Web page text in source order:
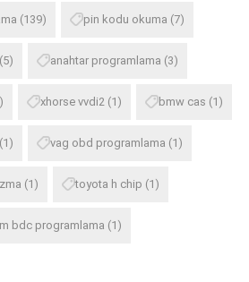
(139) pin kodu okuma (7)
(5) anahtar programlama (3)
xhorse vvdi2 (1) bmw cas (1)
(1) vag obd programlama (1)
(1) toyota h chip (1)
bdc programlama (1)